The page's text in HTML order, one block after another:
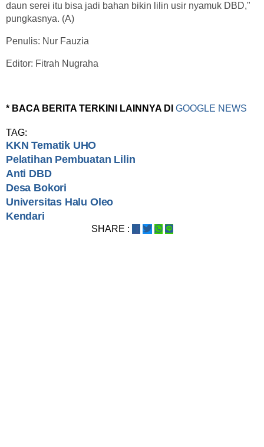
daun serei itu bisa jadi bahan bikin lilin usir nyamuk DBD,"
pungkasnya. (A)
Penulis: Nur Fauzia
Editor: Fitrah Nugraha
* BACA BERITA TERKINI LAINNYA DI GOOGLE NEWS
TAG:
KKN Tematik UHO
Pelatihan Pembuatan Lilin
Anti DBD
Desa Bokori
Universitas Halu Oleo
Kendari
SHARE :